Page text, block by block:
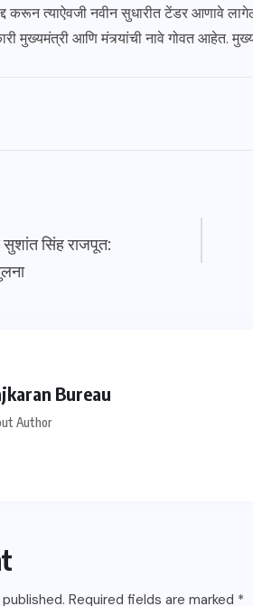
करून त्याऐवजी नवीन सुधारीत टेंडर आणावे
मुख्यमंत्री आणि मंत्र्यांची नावे गोवत आहेत.
सिंह राजपूत:
Bureau
Author
Required fields are marked *